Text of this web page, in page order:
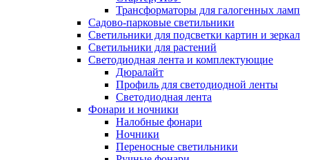
Трансформаторы для галогенных ламп
Садово-парковые светильники
Светильники для подсветки картин и зеркал
Светильники для растений
Светодиодная лента и комплектующие
Дюралайт
Профиль для светодиодной ленты
Светодиодная лента
Фонари и ночники
Налобные фонари
Ночники
Переносные светильники